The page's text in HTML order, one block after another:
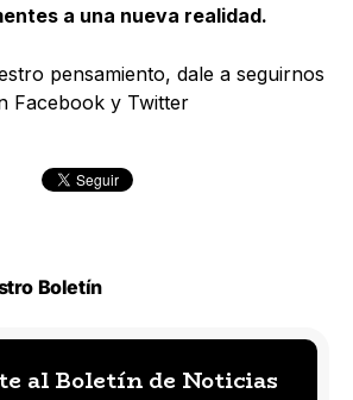
a una nueva realidad.
pensamiento, dale a seguirnos
Facebook y Twitter
Boletín
al Boletín de Noticias